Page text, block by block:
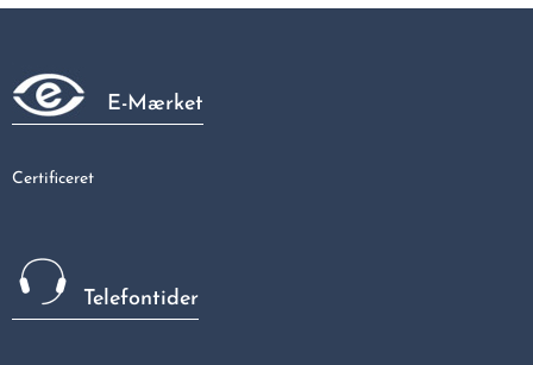
107,81 kr
E-Mærket
Certificeret
Telefontider